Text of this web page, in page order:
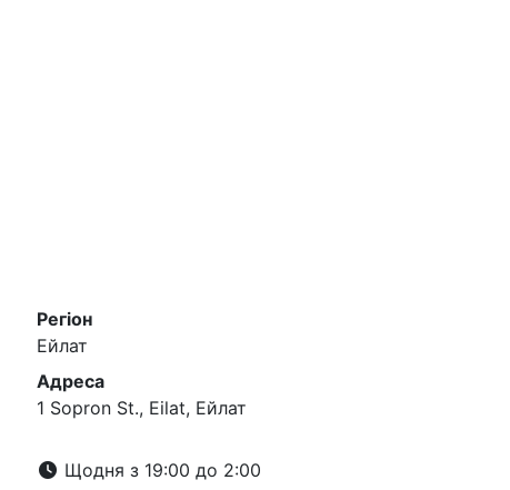
Регіон
Ейлат
Адреса
1 Sopron St., Eilat, Ейлат
Щодня з 19:00 до 2:00